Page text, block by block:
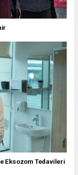
Eksozom Tedavileri